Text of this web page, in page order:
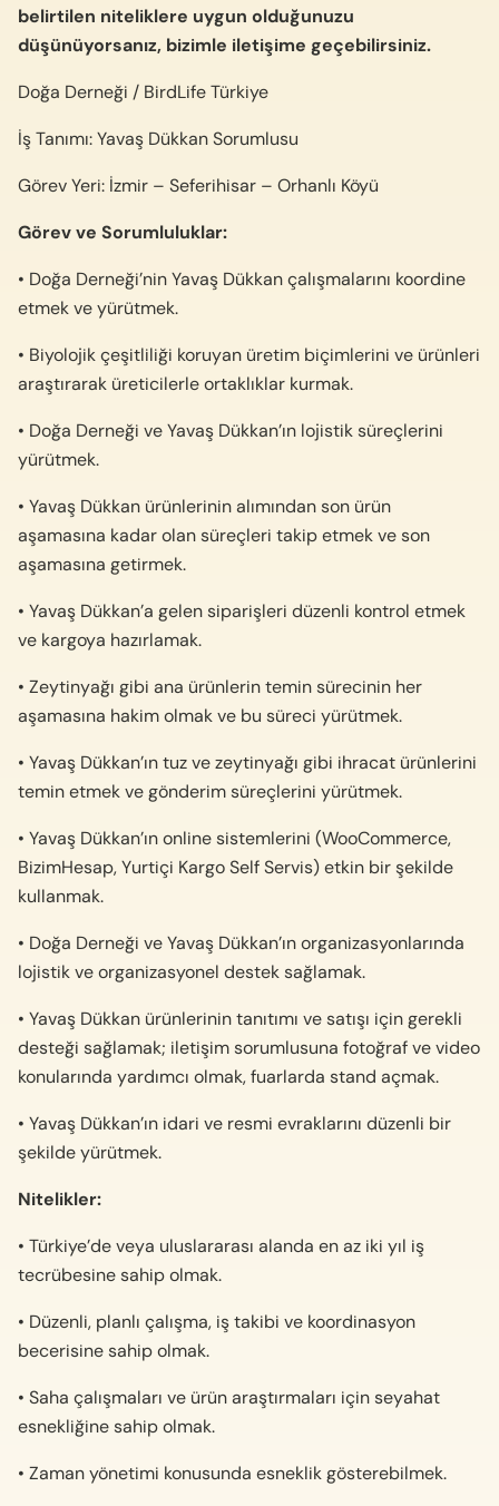
belirtilen niteliklere uygun olduğunuzu
düşünüyorsanız, bizimle iletişime geçebilirsiniz.
Doğa Derneği / BirdLife Türkiye
İş Tanımı: Yavaş Dükkan Sorumlusu
Görev Yeri: İzmir – Seferihisar – Orhanlı Köyü
Görev ve Sorumluluklar:
• Doğa Derneği’nin Yavaş Dükkan çalışmalarını koordine
etmek ve yürütmek.
• Biyolojik çeşitliliği koruyan üretim biçimlerini ve ürünleri
araştırarak üreticilerle ortaklıklar kurmak.
• Doğa Derneği ve Yavaş Dükkan’ın lojistik süreçlerini
yürütmek.
• Yavaş Dükkan ürünlerinin alımından son ürün
aşamasına kadar olan süreçleri takip etmek ve son
aşamasına getirmek.
• Yavaş Dükkan’a gelen siparişleri düzenli kontrol etmek
ve kargoya hazırlamak.
• Zeytinyağı gibi ana ürünlerin temin sürecinin her
aşamasına hakim olmak ve bu süreci yürütmek.
• Yavaş Dükkan’ın tuz ve zeytinyağı gibi ihracat ürünlerini
temin etmek ve gönderim süreçlerini yürütmek.
• Yavaş Dükkan’ın online sistemlerini (WooCommerce,
BizimHesap, Yurtiçi Kargo Self Servis) etkin bir şekilde
kullanmak.
• Doğa Derneği ve Yavaş Dükkan’ın organizasyonlarında
lojistik ve organizasyonel destek sağlamak.
• Yavaş Dükkan ürünlerinin tanıtımı ve satışı için gerekli
desteği sağlamak; iletişim sorumlusuna fotoğraf ve video
konularında yardımcı olmak, fuarlarda stand açmak.
• Yavaş Dükkan’ın idari ve resmi evraklarını düzenli bir
şekilde yürütmek.
Nitelikler:
• Türkiye’de veya uluslararası alanda en az iki yıl iş
tecrübesine sahip olmak.
• Düzenli, planlı çalışma, iş takibi ve koordinasyon
becerisine sahip olmak.
• Saha çalışmaları ve ürün araştırmaları için seyahat
esnekliğine sahip olmak.
• Zaman yönetimi konusunda esneklik gösterebilmek.